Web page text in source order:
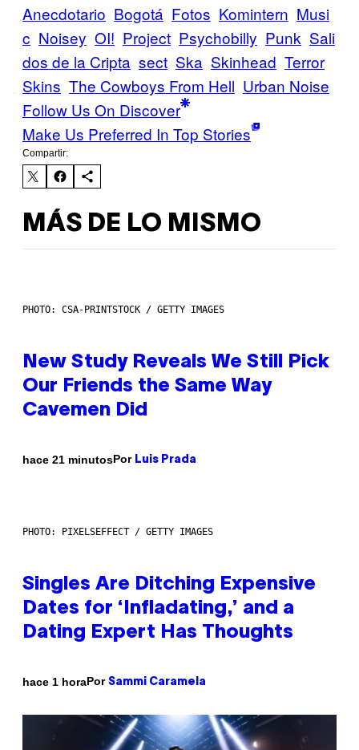
Anecdotario Bogotá Fotos Komintern Musi
c Noisey OI! Project Psychobilly Punk Sali
dos de la Cripta sect Ska Skinhead Terror
Skins The Cowboys From Hell Urban Noise
Follow Us On Discover
Make Us Preferred In Top Stories
Compartir:
MÁS DE LO MISMO
PHOTO: CSA-PRINTSTOCK / GETTY IMAGES
New Study Reveals We Still Pick
Our Friends the Same Way
Cavemen Did
hace 21 minutosPor Luis Prada
PHOTO: PIXELSEFFECT / GETTY IMAGES
Singles Are Ditching Expensive
Dates for ‘Infladating,’ and a
Dating Expert Has Thoughts
hace 1 horaPor Sammi Caramela